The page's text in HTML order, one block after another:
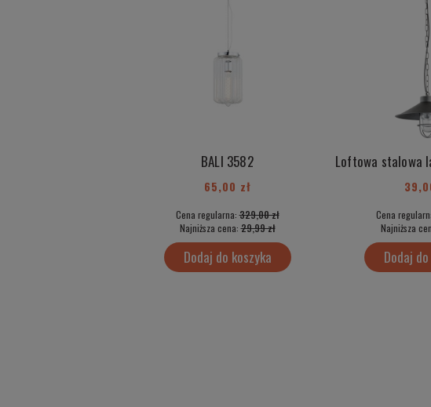
BALI 3582
65,00 zł
Cena regularna:329,00 zł
Najniższa cena:29,99 zł
Dodaj do koszyka
Cena
Najniższa
Dodaj